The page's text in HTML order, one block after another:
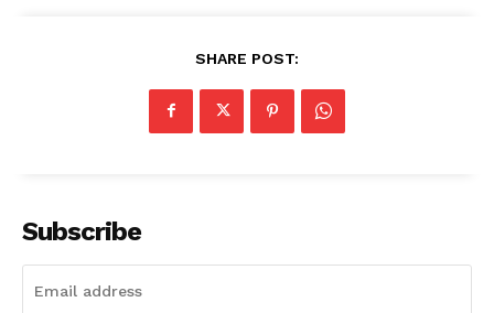
SHARE POST:
Subscribe